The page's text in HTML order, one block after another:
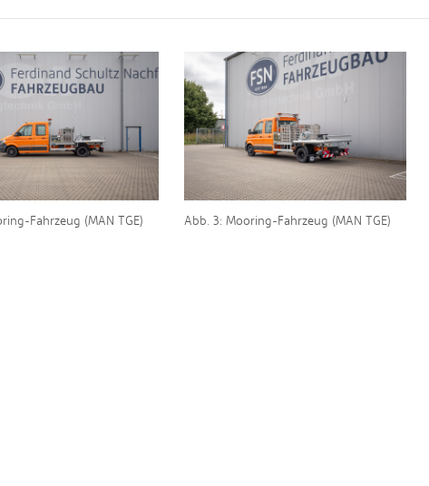
Fahrzeug (MAN TGE) Abb. 3: Mooring-Fahrzeug (MAN TGE)